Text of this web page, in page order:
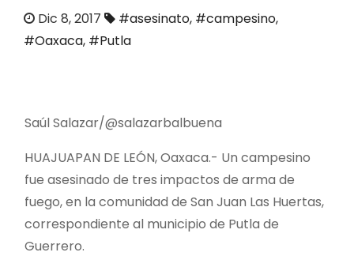
Dic 8, 2017 #asesinato, #campesino,
#Oaxaca, #Putla
Saúl Salazar/@salazarbalbuena
HUAJUAPAN DE LEÓN, Oaxaca.- Un campesino
fue asesinado de tres impactos de arma de
fuego, en la comunidad de San Juan Las Huertas,
correspondiente al municipio de Putla de
Guerrero.